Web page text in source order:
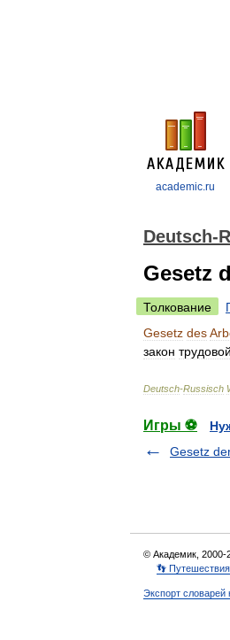
academic.ru
Deutsch-
Gesetz
Толкование
Gesetz des
закон трудовой
Deutsch-Russisch
Игры ⚽
Gesetz
© Академик, 2000-
👣 Путешествия
Экспорт словарей